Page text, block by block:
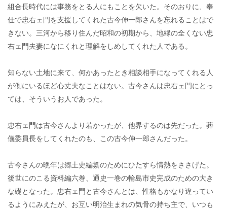
組合長時代には事務をとる人にもことを欠いた。そのおりに、奉
仕で忠右ェ門を支援してくれた古今伸一郎さんを忘れることはで
きない。三河から移り住んだ昭和の初期から、地縁の全くない忠
右ェ門夫妻になにくれと理解をしめしてくれた人である。
知らない土地に来て、何かあったとき相談相手になってくれる人
が側にいるほど心丈夫なことはない。古今さんは忠右ェ門にとっ
ては、そういうお人であった。
忠右ェ門は古今さんより若かったが、他界するのは先だった。葬
儀委員長をしてくれたのも、この古今伸一郎さんだった。
古今さんの晩年は郷土史編纂のためにひたすら情熱をささげた。
後世にのこる資料編六巻、通史一巻の輪島市史完成のための大き
な礎となった。忠右ェ門と古今さんとは、性格もかなり違ってい
るようにみえたが、お互い明治生まれの気骨の持ち主で、いつも